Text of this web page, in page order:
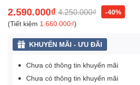
2.590.000₫ 4.250.000₫
-40%
(Tiết kiệm 1.660.000₫)
KHUYẾN MÃI - ƯU ĐÃI
Chưa có thông tin khuyến mãi
Chưa có thông tin khuyến mãi